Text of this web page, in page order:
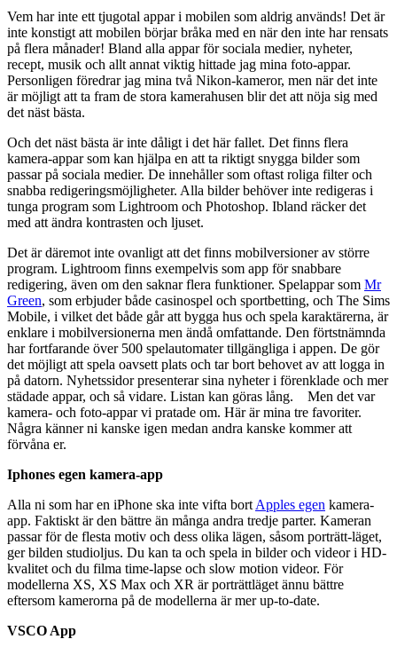
Vem har inte ett tjugotal appar i mobilen som aldrig används! Det är
inte konstigt att mobilen börjar bråka med en när den inte har rensats
på flera månader! Bland alla appar för sociala medier, nyheter,
recept, musik och allt annat viktig hittade jag mina foto-appar.
Personligen föredrar jag mina två Nikon-kameror, men när det inte
är möjligt att ta fram de stora kamerahusen blir det att nöja sig med
det näst bästa.
Och det näst bästa är inte dåligt i det här fallet. Det finns flera
kamera-appar som kan hjälpa en att ta riktigt snygga bilder som
passar på sociala medier. De innehåller som oftast roliga filter och
snabba redigeringsmöjligheter. Alla bilder behöver inte redigeras i
tunga program som Lightroom och Photoshop. Ibland räcker det
med att ändra kontrasten och ljuset.
Det är däremot inte ovanligt att det finns mobilversioner av större
program. Lightroom finns exempelvis som app för snabbare
redigering, även om den saknar flera funktioner. Spelappar som Mr
Green, som erbjuder både casinospel och sportbetting, och The Sims
Mobile, i vilket det både går att bygga hus och spela karaktärerna, är
enklare i mobilversionerna men ändå omfattande. Den förtstnämnda
har fortfarande över 500 spelautomater tillgängliga i appen. De gör
det möjligt att spela oavsett plats och tar bort behovet av att logga in
på datorn. Nyhetssidor presenterar sina nyheter i förenklade och mer
städade appar, och så vidare. Listan kan göras lång. Men det var
kamera- och foto-appar vi pratade om. Här är mina tre favoriter.
Några känner ni kanske igen medan andra kanske kommer att
förvåna er.
Iphones egen kamera-app
Alla ni som har en iPhone ska inte vifta bort Apples egen kamera-
app. Faktiskt är den bättre än många andra tredje parter. Kameran
passar för de flesta motiv och dess olika lägen, såsom porträtt-läget,
ger bilden studioljus. Du kan ta och spela in bilder och videor i HD-
kvalitet och du filma time-lapse och slow motion videor. För
modellerna XS, XS Max och XR är porträttläget ännu bättre
eftersom kamerorna på de modellerna är mer up-to-date.
VSCO App